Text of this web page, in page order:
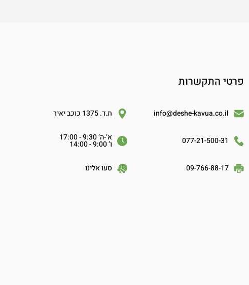
פרטי התקשרות
info@deshe-kavua.co.il ת.ד. 1375 כוכב יאיר
077-21-500-31 א’-ה’ 9:30 - 17:00
ו’ 9:00 - 14:00
09-766-88-17 סעו אלינו